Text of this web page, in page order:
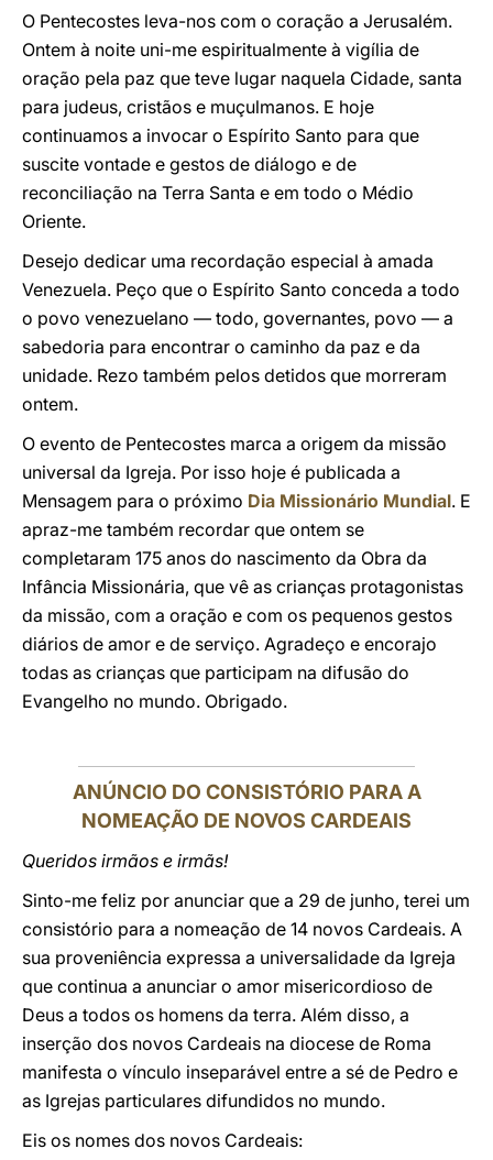
O Pentecostes leva-nos com o coração a Jerusalém.
Ontem à noite uni-me espiritualmente à vigília de
oração pela paz que teve lugar naquela Cidade, santa
para judeus, cristãos e muçulmanos. E hoje
continuamos a invocar o Espírito Santo para que
suscite vontade e gestos de diálogo e de
reconciliação na Terra Santa e em todo o Médio
Oriente.
Desejo dedicar uma recordação especial à amada
Venezuela. Peço que o Espírito Santo conceda a todo
o povo venezuelano — todo, governantes, povo — a
sabedoria para encontrar o caminho da paz e da
unidade. Rezo também pelos detidos que morreram
ontem.
O evento de Pentecostes marca a origem da missão
universal da Igreja. Por isso hoje é publicada a
Mensagem para o próximo Dia Missionário Mundial. E
apraz-me também recordar que ontem se
completaram 175 anos do nascimento da Obra da
Infância Missionária, que vê as crianças protagonistas
da missão, com a oração e com os pequenos gestos
diários de amor e de serviço. Agradeço e encorajo
todas as crianças que participam na difusão do
Evangelho no mundo. Obrigado.
ANÚNCIO DO CONSISTÓRIO PARA A
NOMEAÇÃO DE NOVOS CARDEAIS
Queridos irmãos e irmãs!
Sinto-me feliz por anunciar que a 29 de junho, terei um
consistório para a nomeação de 14 novos Cardeais. A
sua proveniência expressa a universalidade da Igreja
que continua a anunciar o amor misericordioso de
Deus a todos os homens da terra. Além disso, a
inserção dos novos Cardeais na diocese de Roma
manifesta o vínculo inseparável entre a sé de Pedro e
as Igrejas particulares difundidos no mundo.
Eis os nomes dos novos Cardeais: